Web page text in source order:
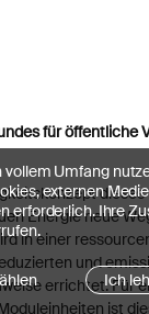
für öffentliche
dieses
Energie neue
in einer
und
errichtet. Für
ist
vollem Umfang
externen
erforderlich. Ihre
Ich